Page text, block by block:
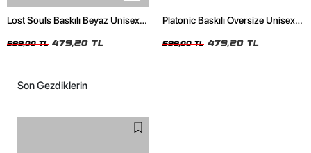
Lost Souls Baskılı Beyaz Unisex
599,00 TL 479,20 TL
Platonic Baskılı Oversize Unisex
599,00 TL 479,20 TL
Son Gezdiklerin